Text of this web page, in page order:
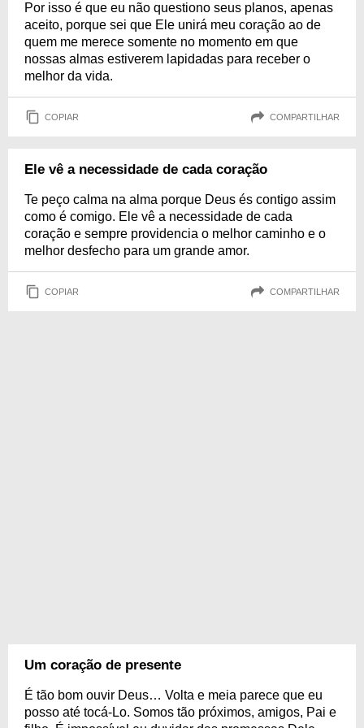
Por isso é que eu não questiono seus planos, apenas
aceito, porque sei que Ele unirá meu coração ao de
quem me merece somente no momento em que
nossas almas estiverem lapidadas para receber o
melhor da vida.
COPIAR COMPARTILHAR
Ele vê a necessidade de cada coração
Te peço calma na alma porque Deus és contigo assim
como é comigo. Ele vê a necessidade de cada
coração e sempre providencia o melhor caminho e o
melhor desfecho para um grande amor.
COPIAR COMPARTILHAR
Um coração de presente
É tão bom ouvir Deus… Volta e meia parece que eu
posso até tocá-Lo. Somos tão próximos, amigos, Pai e